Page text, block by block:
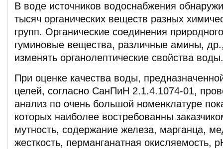
В воде источников водоснабжения
тысяч органических веществ разных
групп. Органические соединения
гуминовые вещества, различные амины,
изменять органолептические свойства воды.
При оценке качества воды,
целей, согласно СанПиН 2.1.4.1074-01,
анализ по очень большой номенклатуре
которых наиболее востребованны
мутность, содержание железа, марганца,
жесткость, перманганатная окисляемость,